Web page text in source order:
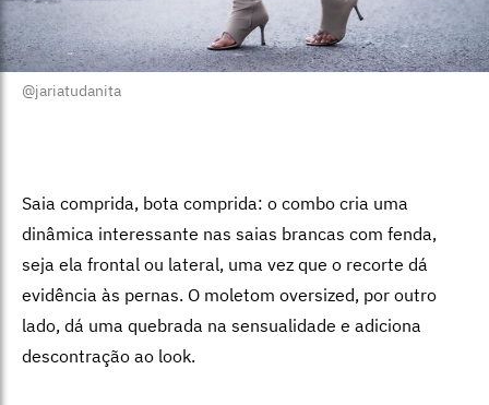
@jariatudanita
Saia comprida, bota comprida: o combo cria uma
dinâmica interessante nas saias brancas com fenda,
seja ela frontal ou lateral, uma vez que o recorte dá
evidência às pernas. O moletom oversized, por outro
lado, dá uma quebrada na sensualidade e adiciona
descontração ao look.